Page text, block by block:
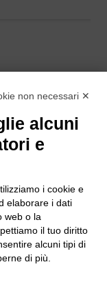
non necessari ✕
alcuni
e
i cookie e
elaborare i dati
web o la
il tuo diritto
alcuni tipi di
di più.